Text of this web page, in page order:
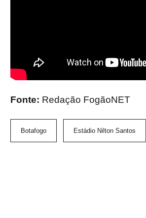
Fonte: Redação FogãoNET
Botafogo Estádio Nilton Santos